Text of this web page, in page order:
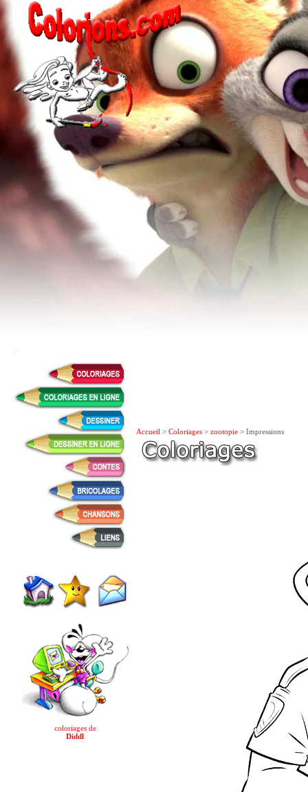
coloriages de
Diddl
Accueil > Coloriages > zootopie > Impressions